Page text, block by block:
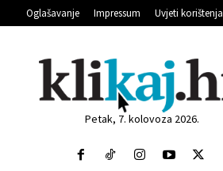
Oglašavanje Impressum Uvjeti korištenja
Petak, 7. kolovoza 2026.